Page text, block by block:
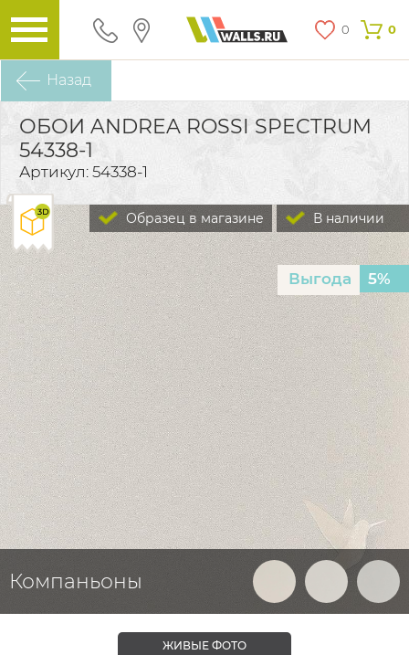
0 0
Назад
ОБОИ ANDREA ROSSI SPECTRUM
54338-1
Артикул: 54338-1
Выгода 5%
В наличии
Образец в магазине
Компаньоны
ЖИВЫЕ ФОТО